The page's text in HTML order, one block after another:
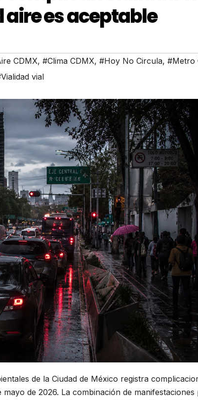
aire es aceptable
CDMX, #Clima CDMX, #Hoy No Circula, #Metro
vial
de la Ciudad de México registra
de 2026. La combinación de manifestaciones